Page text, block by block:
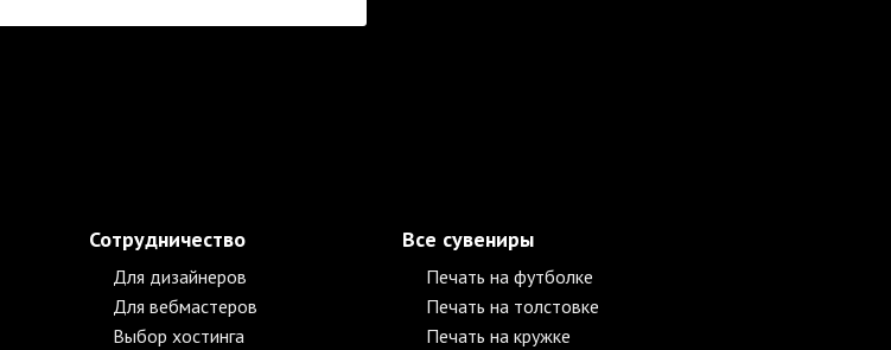
Сотрудничество
Для дизайнеров
Для вебмастеров
Выбор хостинга
Все сувениры
Печать на футболке
Печать на толстовке
Печать на кружке